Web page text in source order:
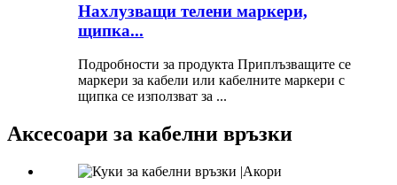
Нахлузващи телени маркери,
щипка...
Подробности за продукта Приплъзващите се
маркери за кабели или кабелните маркери с
щипка се използват за ...
Аксесоари за кабелни връзки